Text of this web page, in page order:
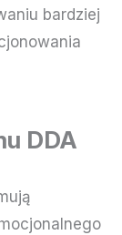
bardziej
DDA